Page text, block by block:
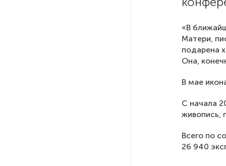
«В
Матери,
подарена
Она,
В мае
С начала
живопись,
Всего по
26 940